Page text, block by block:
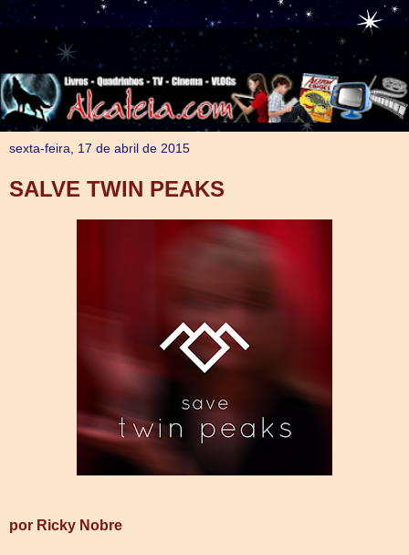
sexta-feira, 17 de abril de 2015
SALVE TWIN PEAKS
por Ricky Nobre